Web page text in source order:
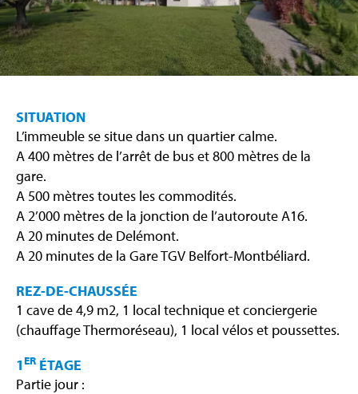
SITUATION
L’immeuble se situe dans un quartier calme.
A 400 mètres de l’arrêt de bus et 800 mètres de la
gare.
A 500 mètres toutes les commodités.
A 2’000 mètres de la jonction de l’autoroute A16.
A 20 minutes de Delémont.
A 20 minutes de la Gare TGV Belfort-Montbéliard.
REZ-DE-CHAUSSÉE
1 cave de 4,9 m2, 1 local technique et conciergerie
(chauffage Thermoréseau), 1 local vélos et poussettes.
1 ER ÉTAGE
Partie jour :